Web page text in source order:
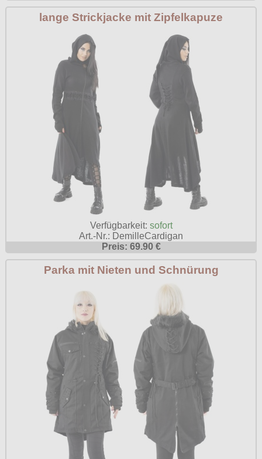
lange Strickjacke mit Zipfelkapuze
Verfügbarkeit: sofort
Art.-Nr.: DemilleCardigan
Preis: 69.90 €
Parka mit Nieten und Schnürung